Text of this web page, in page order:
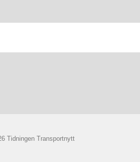
Tidningen Transportnytt